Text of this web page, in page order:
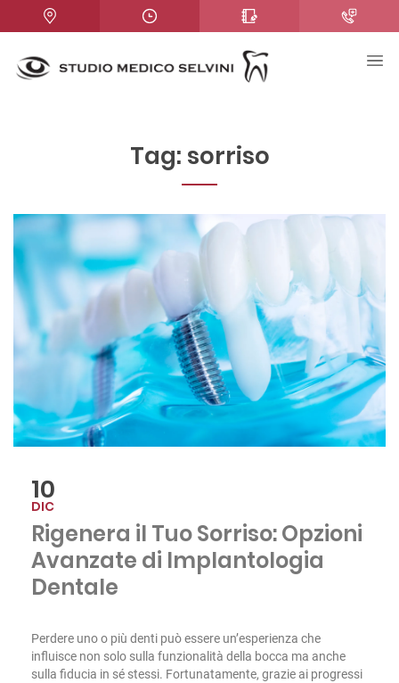
Tag: sorriso
10
DIC
Rigenera il Tuo Sorriso: Opzioni
Avanzate di Implantologia
Dentale
Perdere uno o più denti può essere un’esperienza che
influisce non solo sulla funzionalità della bocca ma anche
sulla fiducia in sé stessi. Fortunatamente, grazie ai progressi